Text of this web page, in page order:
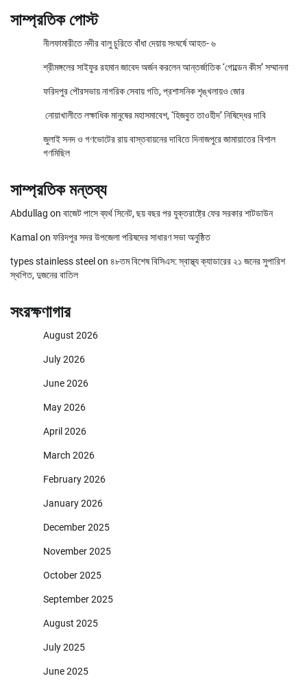
সাম্প্রতিক পোস্ট
নীলফামারীতে নদীর বালু চুরিতে বাঁধা দেয়ায় সংঘর্ষে আহত- ৬
শ্রীমঙ্গলের সাইফুর রহমান জাবেদ অর্জন করলেন আন্তর্জাতিক ‘গোল্ডেন কীস’ সম্মাননা
ফরিদপুর পৌরসভায় নাগরিক সেবায় গতি, প্রশাসনিক শৃঙ্খলায়ও জোর
নোয়াখালীতে লক্ষাধিক মানুষের মহাসমাবেশ, ‘হিজবুত তাওহীদ’ নিষিদ্ধের দাবি
জুলাই সনদ ও গণভোটের রায় বাস্তবায়নের দাবিতে দিনাজপুরে জামায়াতের বিশাল
গণমিছিল
সাম্প্রতিক মন্তব্য
Abdullag on বাজেট পাসে ব্যর্থ সিনেট, ছয় বছর পর যুক্তরাষ্ট্রে ফের সরকার শাটডাউন
Kamal on ফরিদপুর সদর উপজেলা পরিষদের সাধারণ সভা অনুষ্ঠিত
types stainless steel on ৪৮তম বিশেষ বিসিএস: স্বাস্থ্য ক্যাডারের ২১ জনের সুপারিশ
স্থগিত, দুজনের বাতিল
সংরক্ষণাগার
August 2026
July 2026
June 2026
May 2026
April 2026
March 2026
February 2026
January 2026
December 2025
November 2025
October 2025
September 2025
August 2025
July 2025
June 2025